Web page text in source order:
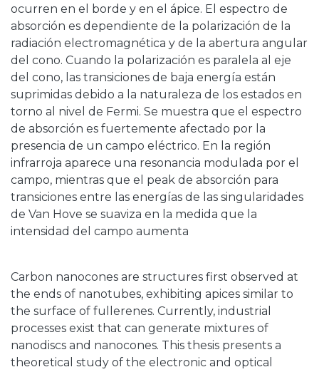
ocurren en el borde y en el ápice. El espectro de
absorción es dependiente de la polarización de la
radiación electromagnética y de la abertura angular
del cono. Cuando la polarización es paralela al eje
del cono, las transiciones de baja energía están
suprimidas debido a la naturaleza de los estados en
torno al nivel de Fermi. Se muestra que el espectro
de absorción es fuertemente afectado por la
presencia de un campo eléctrico. En la región
infrarroja aparece una resonancia modulada por el
campo, mientras que el peak de absorción para
transiciones entre las energías de las singularidades
de Van Hove se suaviza en la medida que la
intensidad del campo aumenta
Carbon nanocones are structures first observed at
the ends of nanotubes, exhibiting apices similar to
the surface of fullerenes. Currently, industrial
processes exist that can generate mixtures of
nanodiscs and nanocones. This thesis presents a
theoretical study of the electronic and optical